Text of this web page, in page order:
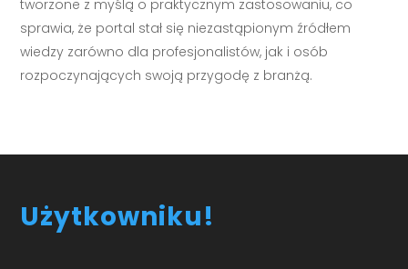
tworzone z myślą o praktycznym zastosowaniu, co
sprawia, że portal stał się niezastąpionym źródłem
wiedzy zarówno dla profesjonalistów, jak i osób
rozpoczynających swoją przygodę z branżą.
Użytkowniku!